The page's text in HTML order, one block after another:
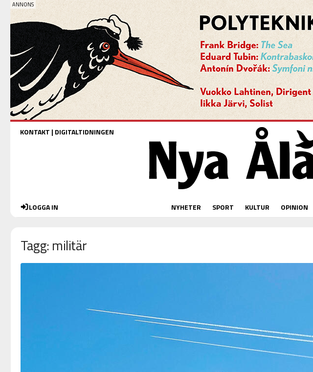
KONTAKT | DIGITALTIDNINGEN
LOGGA IN NYHETER SPORT KULTUR OPINION
Tagg: militär